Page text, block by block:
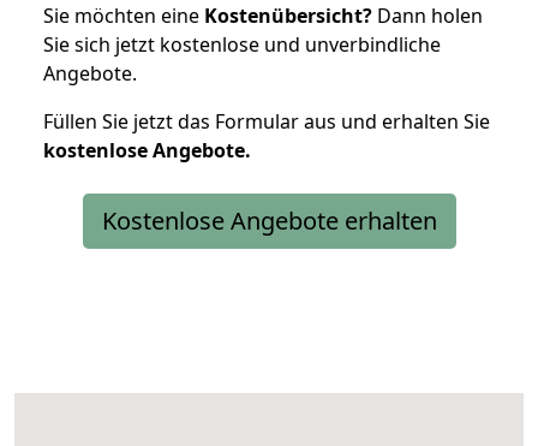
Sie möchten eine Kostenübersicht? Dann holen
Sie sich jetzt kostenlose und unverbindliche
Angebote.
Füllen Sie jetzt das Formular aus und erhalten Sie
kostenloseAngebote.
Kostenlose Angebote erhalten